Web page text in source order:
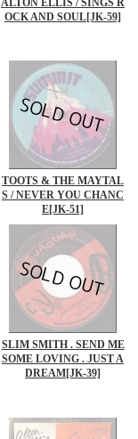
ALTON ELLIS / SINGS R
OCK AND SOUL[JK-59]
TOOTS & THE MAYTAL
S / NEVER YOU CHANC
E[JK-51]
SLIM SMITH . SEND ME
SOME LOVING . JUST A
DREAM[JK-39]